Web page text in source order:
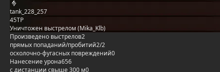
tank_228_257
45TP
Уничтожен выстрелом (Mika_Klb)
Произведено выстрелов2
прямых попаданий/пробитий2/2
осколочно-фугасных повреждений0
Нанесение урона656
с дистанции свыше 300 м0